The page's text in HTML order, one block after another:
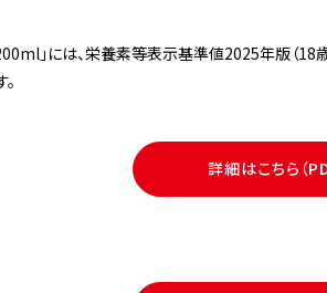
」には、栄養素等表示基準値2025年版（
詳細はこちら（